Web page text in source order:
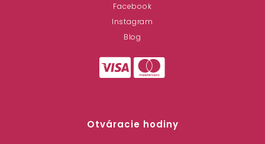
Facebook
Instagram
Blog
Otváracie hodiny